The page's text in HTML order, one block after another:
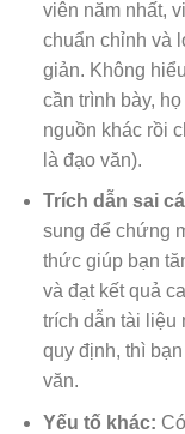
viên năm nhất,
chuẩn chỉnh và
giản. Không
cần trình bày,
nguồn khác rồi
là đạo văn).
Trích dẫn sai
sung để chứng
thức giúp bạn
và đạt kết quả
trích dẫn tài liệu
quy định, thì
văn.
Yếu tố khác: